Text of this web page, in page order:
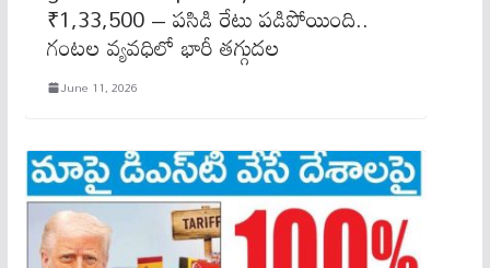
₹1,33,500 – పసిడి రేటు పడిపోయింది..
గంటల వ్యవధిలో భారీ తగ్గుదల
June 11, 2026